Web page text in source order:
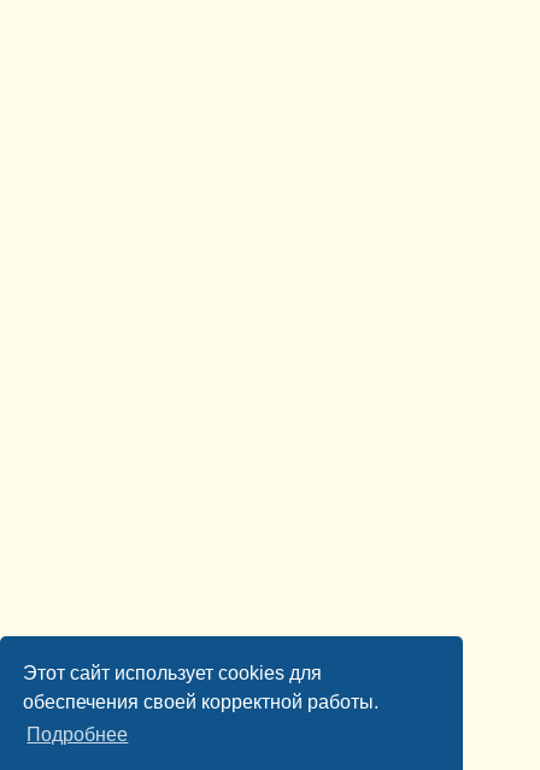
Этот сайт использует cookies для
обеспечения своей корректной работы.
Подробнее